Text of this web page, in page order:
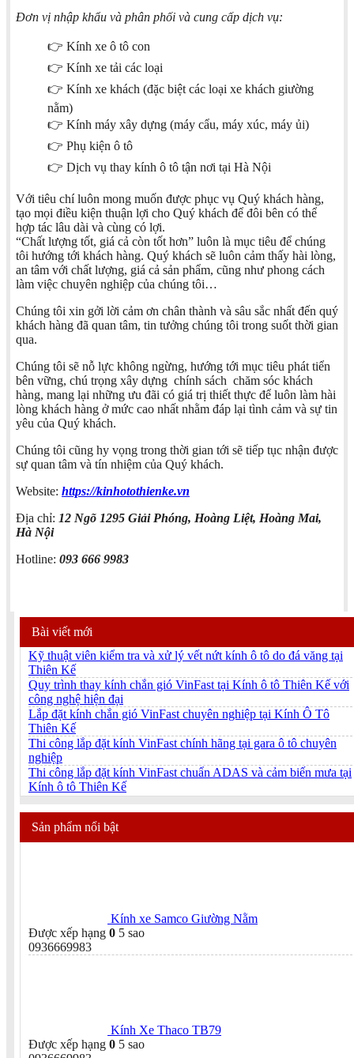
Đơn vị nhập khẩu và phân phối và cung cấp dịch vụ:
👉 Kính xe ô tô con
👉 Kính xe tải các loại
👉 Kính xe khách (đặc biệt các loại xe khách giường
nằm)
👉 Kính máy xây dựng (máy cẩu, máy xúc, máy ủi)
👉 Phụ kiện ô tô
👉 Dịch vụ thay kính ô tô tận nơi tại Hà Nội
Với tiêu chí luôn mong muốn được phục vụ Quý khách hàng,
tạo mọi điều kiện thuận lợi cho Quý khách để đôi bên có thể
hợp tác lâu dài và cùng có lợi.
“Chất lượng tốt, giá cả còn tốt hơn” luôn là mục tiêu để chúng
tôi hướng tới khách hàng. Quý khách sẽ luôn cảm thấy hài lòng,
an tâm với chất lượng, giá cả sản phẩm, cũng như phong cách
làm việc chuyên nghiệp của chúng tôi…
Chúng tôi xin gởi lời cảm ơn chân thành và sâu sắc nhất đến quý
khách hàng đã quan tâm, tin tưởng chúng tôi trong suốt thời gian
qua.
Chúng tôi sẽ nỗ lực không ngừng, hướng tới mục tiêu phát tiển
bên vững, chú trọng xây dựng chính sách chăm sóc khách
hàng, mang lại những ưu đãi có giá trị thiết thực để luôn làm hài
lòng khách hàng ở mức cao nhất nhằm đáp lại tình cảm và sự tin
yêu của Quý khách.
Chúng tôi cũng hy vọng trong thời gian tới sẽ tiếp tục nhận được
sự quan tâm và tín nhiệm của Quý khách.
Website: https://kinhotothienke.vn
Địa chỉ: 12 Ngõ 1295 Giải Phóng, Hoàng Liệt, Hoàng Mai,
Hà Nội
Hotline: 093 666 9983
Bài viết mới
Kỹ thuật viên kiểm tra và xử lý vết nứt kính ô tô do đá văng tại
Thiên Kế
Quy trình thay kính chắn gió VinFast tại Kính ô tô Thiên Kế với
công nghệ hiện đại
Lắp đặt kính chắn gió VinFast chuyên nghiệp tại Kính Ô Tô
Thiên Kế
Thi công lắp đặt kính VinFast chính hãng tại gara ô tô chuyên
nghiệp
Thi công lắp đặt kính VinFast chuẩn ADAS và cảm biến mưa tại
Kính ô tô Thiên Kế
Sản phẩm nổi bật
Kính xe Samco Giường Nằm
Được xếp hạng 0 5 sao
0936669983
Kính Xe Thaco TB79
Được xếp hạng 0 5 sao